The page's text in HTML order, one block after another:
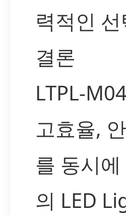
력적인
결론
LTPL-
고효율,
를 동시
의 LED